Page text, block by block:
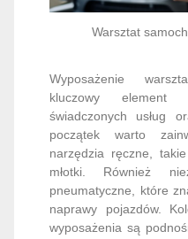
Warsztat
Wyposażenie
kluczowy element
świadczonych usług
początek warto
narzędzia ręczne,
młotki. Również
pneumatyczne, które
naprawy pojazdów.
wyposażenia są